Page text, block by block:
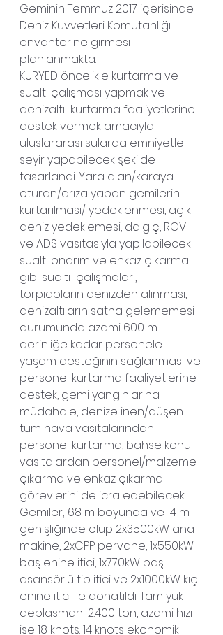
Geminin Temmuz 2017 içerisinde
Deniz Kuvvetleri Komutanlığı
envanterine girmesi
planlanmakta.
KURYED öncelikle kurtarma ve
sualtı çalışması yapmak ve
denizaltı  kurtarma faaliyetlerine
destek vermek amacıyla
uluslararası sularda emniyetle
seyir yapabilecek şekilde
tasarlandi. Yara alan/karaya
oturan/arıza yapan gemilerin
kurtarılması/ yedeklenmesi, açık
deniz yedeklemesi, dalgıç, ROV
ve ADS vasıtasıyla yapılabilecek
sualtı onarım ve enkaz çıkarma
gibi sualtı  çalışmaları,
torpidoların denizden alınması,
denizaltıların satha gelememesi
durumunda azami 600 m
derinliğe kadar personele
yaşam desteğinin sağlanması ve
personel kurtarma faaliyetlerine
destek, gemi yangınlarına
müdahale, denize inen/düşen
tüm hava vasıtalarından
personel kurtarma, bahse konu
vasıtalardan personel/malzeme
çıkarma ve enkaz çıkarma
görevlerini de icra edebilecek.
Gemiler; 68 m boyunda ve 14 m
genişliğinde olup 2x3500kW ana
makine, 2xCPP pervane, 1x550kW
baş enine itici, 1x770kW baş
asansörlü tip itici ve 2x1000kW kıç
enine itici ile donatıldı. Tam yük
deplasmanı 2.400 ton, azami hızı
ise 18 knots. 14 knots ekonomik